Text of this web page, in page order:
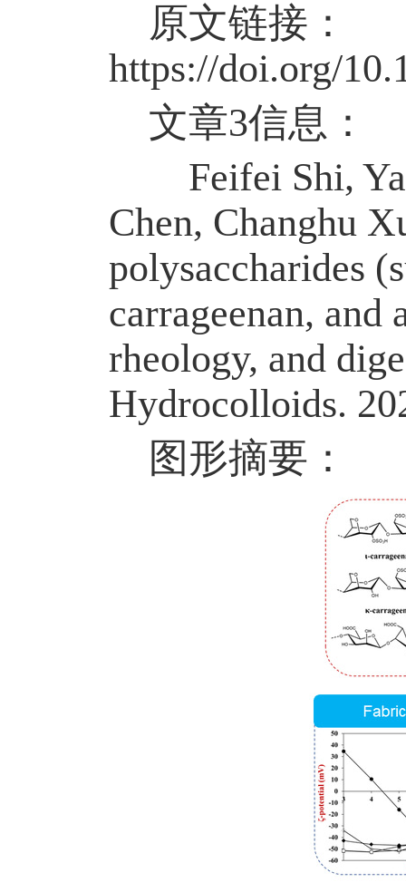
原文链接：
https://doi.org/
文章3信息：
Feifei Shi,
Chen, Changhu
polysaccharides
carrageenan,
rheology, and
Hydrocolloids.
图形摘要：